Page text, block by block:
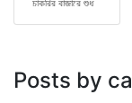
চাকরির বাজারে শুধু
Posts by